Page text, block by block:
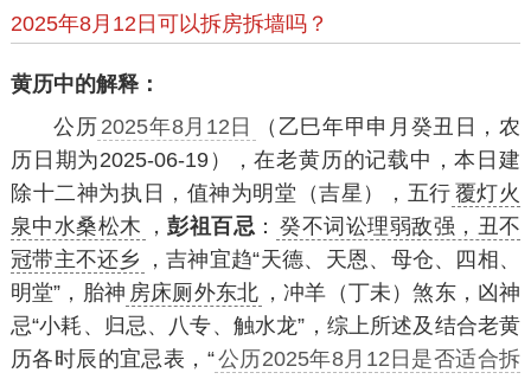
2025年8月12日可以拆房拆墙吗？
黄历中的解释：
公历 2025年8月12日
（乙巳年甲申月癸丑日，农
历日期为2025-06-19），在老黄历的记载中，本日建
除十二神为执日，值神为明堂（吉星），五行 覆灯火
泉中水桑松木
，彭祖百忌 ： 癸不词讼理弱敌强，丑不
冠带主不还乡
，吉神宜趋“天德、天恩、母仓、四相、
明堂”，胎神 房床厕外东北 ，冲羊（丁未）煞东，凶神
忌“小耗、归忌、八专、触水龙”，综上所述及结合老黄
历各时辰的宜忌表，“公历2025年8月12日是否适合拆